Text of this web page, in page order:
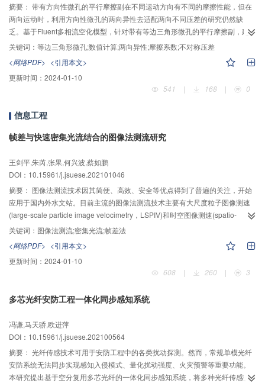
和0.0271 mm。实验结果表明，测量均值与预测值非常吻合。因此，在新研制
的数控机床精度检验与验收过程中，机床研制单位能利用该方法准确、快速、
直观地评估机床精度和性能。
摘要： 带有方向性微孔的平行摩擦副在不同运动方向有不同的摩擦性能，但在
两向运动时，利用方向性微孔的两向异性去适配两向不同压差的研究仍然缺
乏。基于Fluent多相流空化模型，针对带有等边三角形微孔的平行摩擦副，建立
了其中一个微孔周期的间隙流体的3维数值计算模型，研究了如何应用三角形的
两向异性以减小摩擦系数。首先，使用了流动因子判定流动状态，网格无关性
分析确定网格尺寸，并与文献计算结果对比，保证了数值计算模型的正确性；
然后，描述了三角形微孔的两向异性，并解释了三角形微孔两向异性产生的原
因是由于两向运动时的不同楔效应；随后，研究了运动速度和微孔深度对两向
均摩擦系数与圆形微孔的两向平均摩擦系数进行了对比。研究结果表明：三角
形微孔摩擦副的两向异性主要出现在压差较低的区域，摩擦系数差异最大可达
31.68%；增大速度会使具有明显两向异性的压差区间增大；不同的孔深对两向
摩擦副的摩擦系数介于三角形摩擦副两向运动的摩擦系数之间，与正向运动时
的三角形微孔摩擦副的摩擦系数最大相差17.96%；当两向运动时，应将三角形
微孔尖端朝向压差较低侧，利用三角形微孔的两向异性，最多能够比圆形微孔
减少13.3%的两向平均摩擦系数。
关键词： 等边三角形微孔;数值计算;两向异性;摩擦系数;不对称压差
<网络PDF> <引用本文>
更新时间： 2024-01-10
541
| 168 | 0
信息工程
帧差与快速密集光流结合的图像法测流研究
王剑平,朱芮,张果,何兴波,蔡如鹏
DOI：10.15961/j.jsuese.202101046
摘要： 图像法测流技术因其简便、高效、安全等优点得到了普遍的关注，开始
应用于国内外水文站。目前主流的图像法测流技术主要有大尺度粒子图像测速
(large-scale particle image velocimetry，LSPIV)和时空图像测速(spatio-
temporal image velocimetry，STIV)等，LSPIV方法采用天然粒子作为示踪物，
利用空域互相关法处理图像获得流场矢量，STIV方法根据河流的主流向设定测
速线，对视频图像中测速线的灰度进行采样形成时空图像，利用时空图像中的
纹理角求得流速。LSPIV方法依赖示踪物的可见性，存在稳定性差等缺点，
STIV方法存在对断面流态稳定性要求高和仅能测量1维流速等缺点。本文提出一
flow using dense inverse search-grouping，FD-DIS-G），利用帧差法计算运
题，减少对天然示踪物的依赖，使用快速密集光流法(fast optical flow using
dense inverse search，DIS)计算运动显著性图中小块区域之间的密集光流位
移，提高流量测量的精度和时效性，有效克服流态不稳定的情况。同时，设计
一种分组处理奇异值的方法，提高了算法的整体准确性，增强了算法的稳定
性。将流速仪测量得到的垂线平均流速、平均流速以及断面流量作为比测标
关键词： 图像法测流;密集光流;帧差法
<网络PDF> <引用本文>
更新时间： 2024-01-10
608
| 260 | 3
多芯光纤安防工程一体化同步感知系统
冯谦,马天骄,欧进萍
DOI：10.15961/j.jsuese.202100564
摘要： 光纤传感技术可用于安防工程中的各类扰动探测。然而，常规单模光纤
安防系统无法同步实现感知入侵模式、量化扰动强度、火灾预警等重要功能。
本研究提出基于空分复用多芯光纤的一体化同步感知系统，将多种光纤传感技